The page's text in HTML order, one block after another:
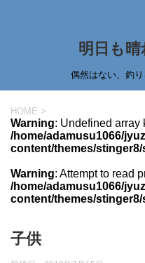
明日も
偶然はない、釣
HOME >
Warning: Undefined array
/home/adamusu1066/
content/themes/
Warning: Attempt to read
/home/adamusu1066/
content/themes/
子供